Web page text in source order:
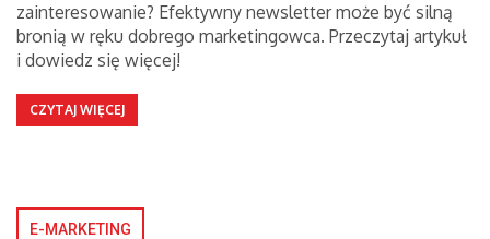
zainteresowanie? Efektywny newsletter może być silną
bronią w ręku dobrego marketingowca. Przeczytaj artykuł
i dowiedz się więcej!
CZYTAJ WIĘCEJ
E-MARKETING